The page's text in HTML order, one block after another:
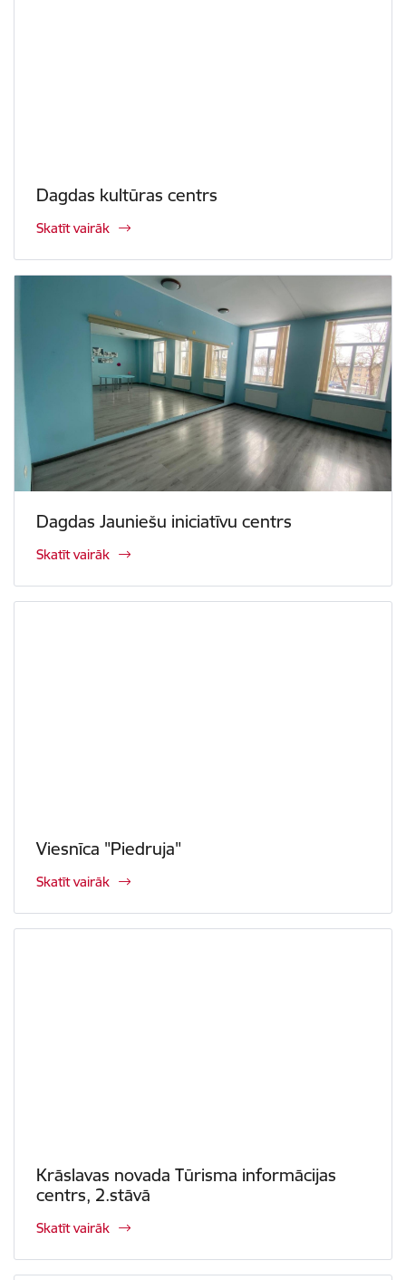
Dagdas kultūras centrs
Skatīt vairāk
Dagdas Jauniešu iniciatīvu centrs
Skatīt vairāk
Viesnīca "Piedruja"
Skatīt vairāk
Krāslavas novada Tūrisma informācijas
centrs, 2.stāvā
Skatīt vairāk